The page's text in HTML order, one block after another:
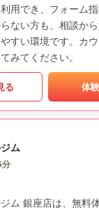
用でき、フォーム
ない方も、相談か
すい環境です。カ
みてください。
る 体
ム
分
ム 銀座店は、無料